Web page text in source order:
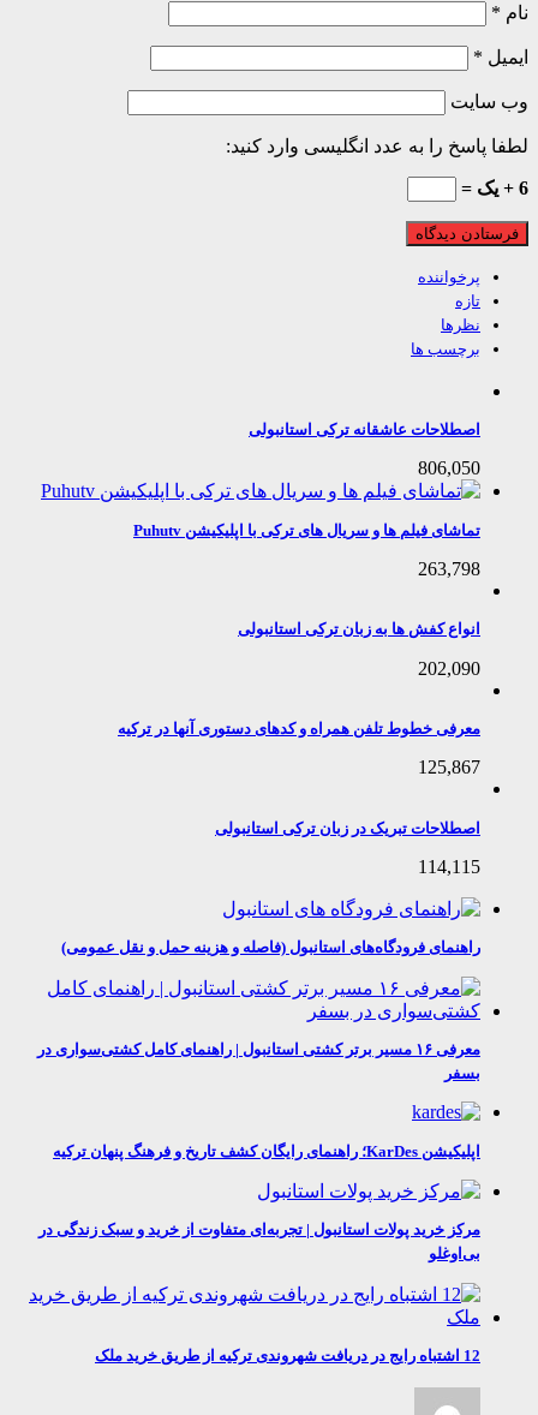
*
پاسخ را به عدد انگلیسی وارد کنید:
پرخواننده
تازه
نظرها
برچسب ها
اصطلاحات عاشقانه ترکی استانبولی
806,050
تماشای فیلم ها و سریال های ترکی با اپلیکیشن Puhutv
263,798
انواع کفش ها به زبان ترکی استانبولی
202,090
معرفی خطوط تلفن همراه و کدهای دستوری آنها در ترکیه
125,867
اصطلاحات تبریک در زبان ترکی استانبولی
114,115
راهنمای فرودگاه‌های استانبول (فاصله و هزینه حمل و نقل عمومی)
معرفی ۱۶ مسیر برتر کشتی استانبول | راهنمای کامل کشتی‌سواری در
اپلیکیشن KarDes؛ راهنمای رایگان کشف تاریخ و فرهنگ پنهان ترکیه
مرکز خرید پولات استانبول | تجربه‌ای متفاوت از خرید و سبک زندگی در
بی‌اوغلو